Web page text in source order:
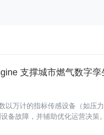
支撑城市燃气数字孪
以万计的指标传感设备（如压
备故障，并辅助优化运营决策